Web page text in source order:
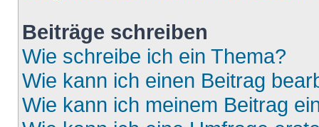
Beiträge schreiben
Wie schreibe ich ein Thema?
Wie kann ich einen Beitrag
Wie kann ich meinem Beitrag